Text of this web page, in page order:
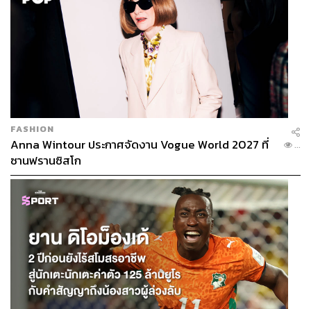
FASHION
Anna Wintour ประกาศจัดงาน Vogue World 2027 ที่
ซานฟรานซิสโก
...